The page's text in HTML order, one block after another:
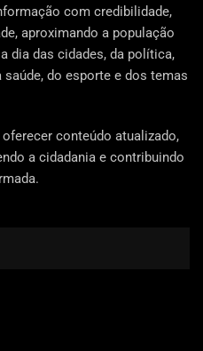
com credibilidade,
aproximando a população
dia das cidades, da política,
do esporte e dos temas
conteúdo atualizado,
a cidadania e contribuindo